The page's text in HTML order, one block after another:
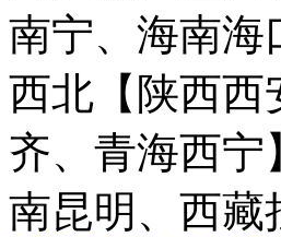
南宁、海南海
西北【陕西西
齐、青海西宁
南昆明、西藏